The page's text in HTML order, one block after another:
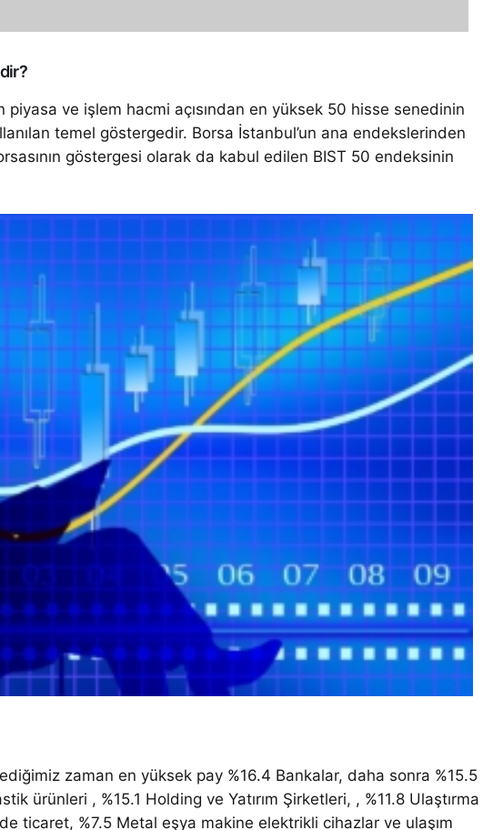
piyasa ve işlem hacmi açısından en yüksek 50 hisse senedinin
temel göstergedir. Borsa İstanbul’un ana endekslerinden
göstergesi olarak da kabul edilen BIST 50 endeksinin
zaman en yüksek pay %16.4 Bankalar, daha sonra %15.5
ürünleri , %15.1 Holding ve Yatırım Şirketleri, , %11.8 Ulaştırma
ticaret, %7.5 Metal eşya makine elektrikli cihazlar ve ulaşım